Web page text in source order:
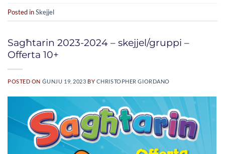
Posted inSkejjel
Sagħtarin 2023-2024 – skejjel/gruppi –
Offerta 10+
POSTED ON ĠUNJU 19, 2023 BY CHRISTOPHER GIORDANO